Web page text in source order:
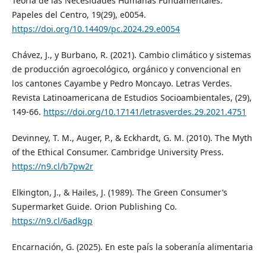
Papeles del Centro, 19(29), e0054.
https://doi.org/10.14409/pc.2024.29.e0054
Chávez, J., y Burbano, R. (2021). Cambio climático y sistemas
de producción agroecológico, orgánico y convencional en
los cantones Cayambe y Pedro Moncayo. Letras Verdes.
Revista Latinoamericana de Estudios Socioambientales, (29),
149-66. https://doi.org/10.17141/letrasverdes.29.2021.4751
Devinney, T. M., Auger, P., & Eckhardt, G. M. (2010). The Myth
of the Ethical Consumer. Cambridge University Press.
https://n9.cl/b7pw2r
Elkington, J., & Hailes, J. (1989). The Green Consumer’s
Supermarket Guide. Orion Publishing Co.
https://n9.cl/6adkgp
Encarnación, G. (2025). En este país la soberanía alimentaria